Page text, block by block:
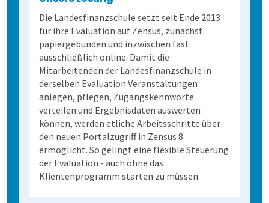
Die Landesfinanzschule setzt seit Ende 2013
für ihre Evaluation auf Zensus, zunächst
papiergebunden und inzwischen fast
ausschließlich online. Damit die
Mitarbeitenden der Landesfinanzschule in
derselben Evaluation Veranstaltungen
anlegen, pflegen, Zugangskennworte
verteilen und Ergebnisdaten auswerten
können, werden etliche Arbeitsschritte über
den neuen Portalzugriff in Zensus 8
ermöglicht. So gelingt eine flexible Steuerung
der Evaluation - auch ohne das
Klientenprogramm starten zu müssen.